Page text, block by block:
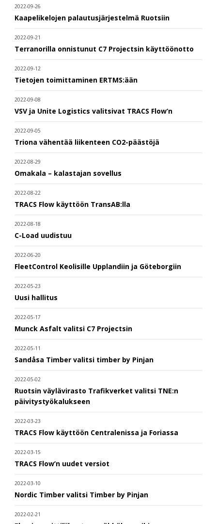
2022-09-26
Kaapelikelojen palautusjärjestelmä Ruotsiin
2022-09-21
Terranorilla onnistunut C7 Projectsin käyttöönotto
2022-09-12
Tietojen toimittaminen ERTMS:ään
2022-09-08
VSV ja Unite Logistics valitsivat TRACS Flow’n
2022-09-05
Triona vähentää liikenteen CO2-päästöjä
2022-08-29
Omakala – kalastajan sovellus
2022-08-22
TRACS Flow käyttöön TransAB:lla
2022-08-18
C-Load uudistuu
2022-06-20
FleetControl Keolisille Upplandiin ja Göteborgiin
2022-05-23
Uusi hallitus
2022-05-17
Munck Asfalt valitsi C7 Projectsin
2022-05-11
Sandåsa Timber valitsi timber by Pinjan
2022-05-02
Ruotsin väylävirasto Trafikverket valitsi TNE:n
päivitystyökalukseen
2022-03-23
TRACS Flow käyttöön Centralenissa ja Foriassa
2022-03-15
TRACS Flow’n uudet versiot
2022-03-10
Nordic Timber valitsi Timber by Pinjan
2022-02-21